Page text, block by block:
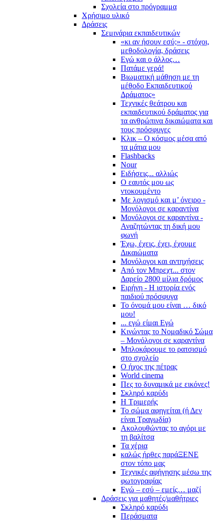
Σχολεία στο πρόγραμμα
Χρήσιμο υλικό
Δράσεις
Σεμινάρια εκπαιδευτικών
«κι αν ήσουν εσύ;» - στόχοι,
μεθοδολογία, δράσεις
Εγώ και ο άλλος…
Πατάμε γερά!
Βιωματική μάθηση με τη
μέθοδο Εκπαιδευτικού
Δράματος»
Τεχνικές θεάτρου και
εκπαιδευτικού δράματος για
τα ανθρώπινα δικαιώματα και
τους πρόσφυγες
Κλικ – Ο κόσμος μέσα από
τα μάτια μου
Flashbacks
Nour
Ειδήσεις... αλλιώς
Ο εαυτός μου ως
ντοκουμέντο
Με λογισμό και μ’ όνειρο -
Μονόλογοι σε καραντίνα
Μονόλογοι σε καραντίνα -
Αναζητώντας τη δική μου
φωνή
Έχω, έχεις, έχει, έχουμε
Δικαιώματα
Μονόλογοι και αντηχήσεις
Από τον Μπρεχτ... στον
Δαρείο 2800 μίλια δρόμος
Ειρήνη - Η ιστορία ενός
παιδιού πρόσφυγα
Το όνομά μου είναι … δικό
μου!
... εγώ είμαι Εγώ
Κινώντας το Νομαδικό Σώμα
– Μονόλογοι σε καραντίνα
Μπλοκάρουμε το ρατσισμό
στο σχολείο
Ο ήχος της πέτρας
World cinema
Πες το δυναμικά με εικόνες!
Σκληρό καρύδι
Η Τριμερής
Το σώμα αφηγείται (ή Δεν
είναι Τραγωδία)
Ακολουθώντας το αγόρι με
τη βαλίτσα
Τα χέρια
καλώς ήρθες παράΞΕΝΕ
στον τόπο μας
Τεχνικές αφήγησης μέσω της
φωτογραφίας
Εγώ – εσύ – εμείς… μαζί
Δράσεις για μαθητές/μαθήτριες
Σκληρό καρύδι
Περάσματα